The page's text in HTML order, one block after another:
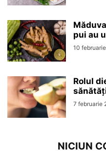
pui au
10
Rolul
7 februarie
NICIUN